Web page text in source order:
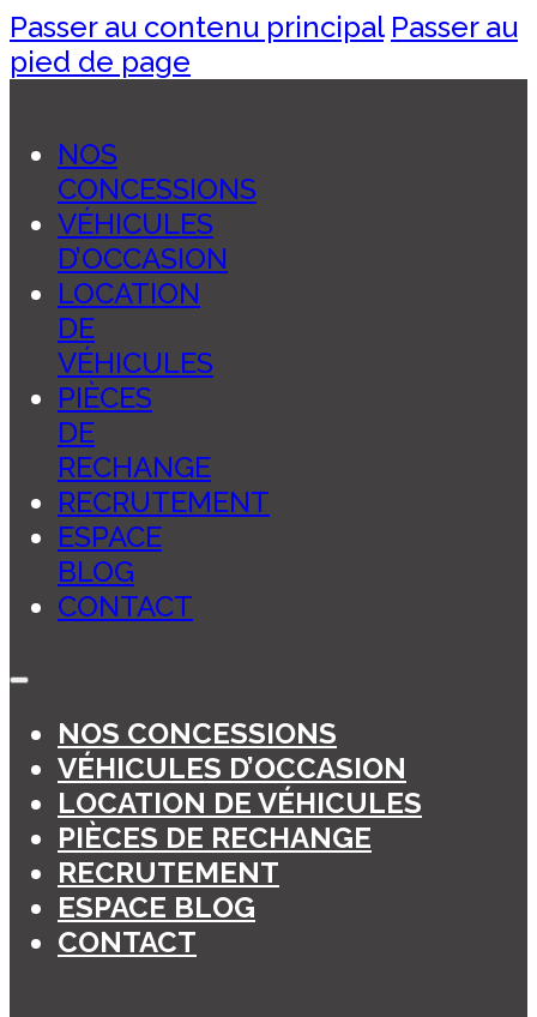
Passer au contenu principal Passer au
pied de page
NOS
CONCESSIONS
VÉHICULES
D’OCCASION
LOCATION
DE
VÉHICULES
PIÈCES
DE
RECHANGE
RECRUTEMENT
ESPACE
BLOG
CONTACT
NOS CONCESSIONS
VÉHICULES D’OCCASION
LOCATION DE VÉHICULES
PIÈCES DE RECHANGE
RECRUTEMENT
ESPACE BLOG
CONTACT